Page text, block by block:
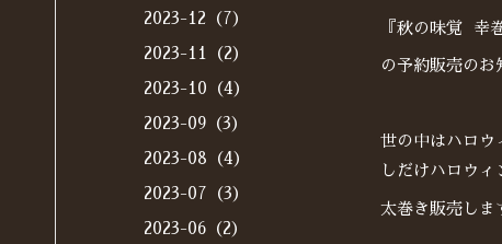
『秋の味覚 幸
の予約販売のお
世の中はハロウ
しだけハロウィ
太巻き販売しま
2023-12（7）
2023-11（2）
2023-10（4）
2023-09（3）
2023-08（4）
2023-07（3）
2023-06（2）